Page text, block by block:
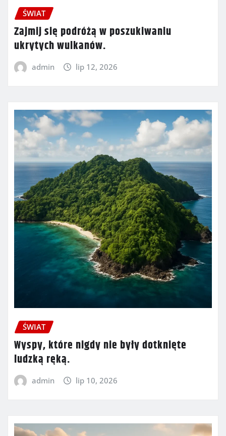
ŚWIAT
Zajmij się podróżą w poszukiwaniu
ukrytych wulkanów.
admin lip 12, 2026
ŚWIAT
Wyspy, które nigdy nie były dotknięte
ludzką ręką.
admin lip 10, 2026